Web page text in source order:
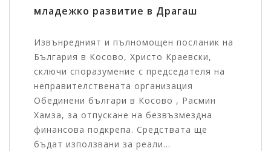
младежко развитие в Драгаш
Извънредният и пълномощен посланик на
България в Косово, Христо Краевски,
сключи споразумение с председателя на
неправителствената организация
Обединени българи в Косово , Расмин
Хамза, за отпускане на безвъзмездна
финансова подкрепа. Средствата ще
бъдат използвани за реали...